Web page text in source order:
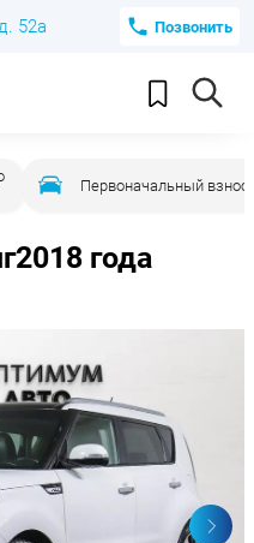
52а Позвонить
Первоначальный взнос
2018 года